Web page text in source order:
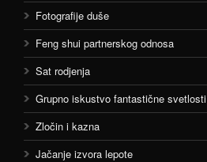
Fotografije duše
Feng shui partnerskog odnosa
Sat rodjenja
Grupno iskustvo fantastične svetlosti
Zločin i kazna
Jačanje izvora lepote